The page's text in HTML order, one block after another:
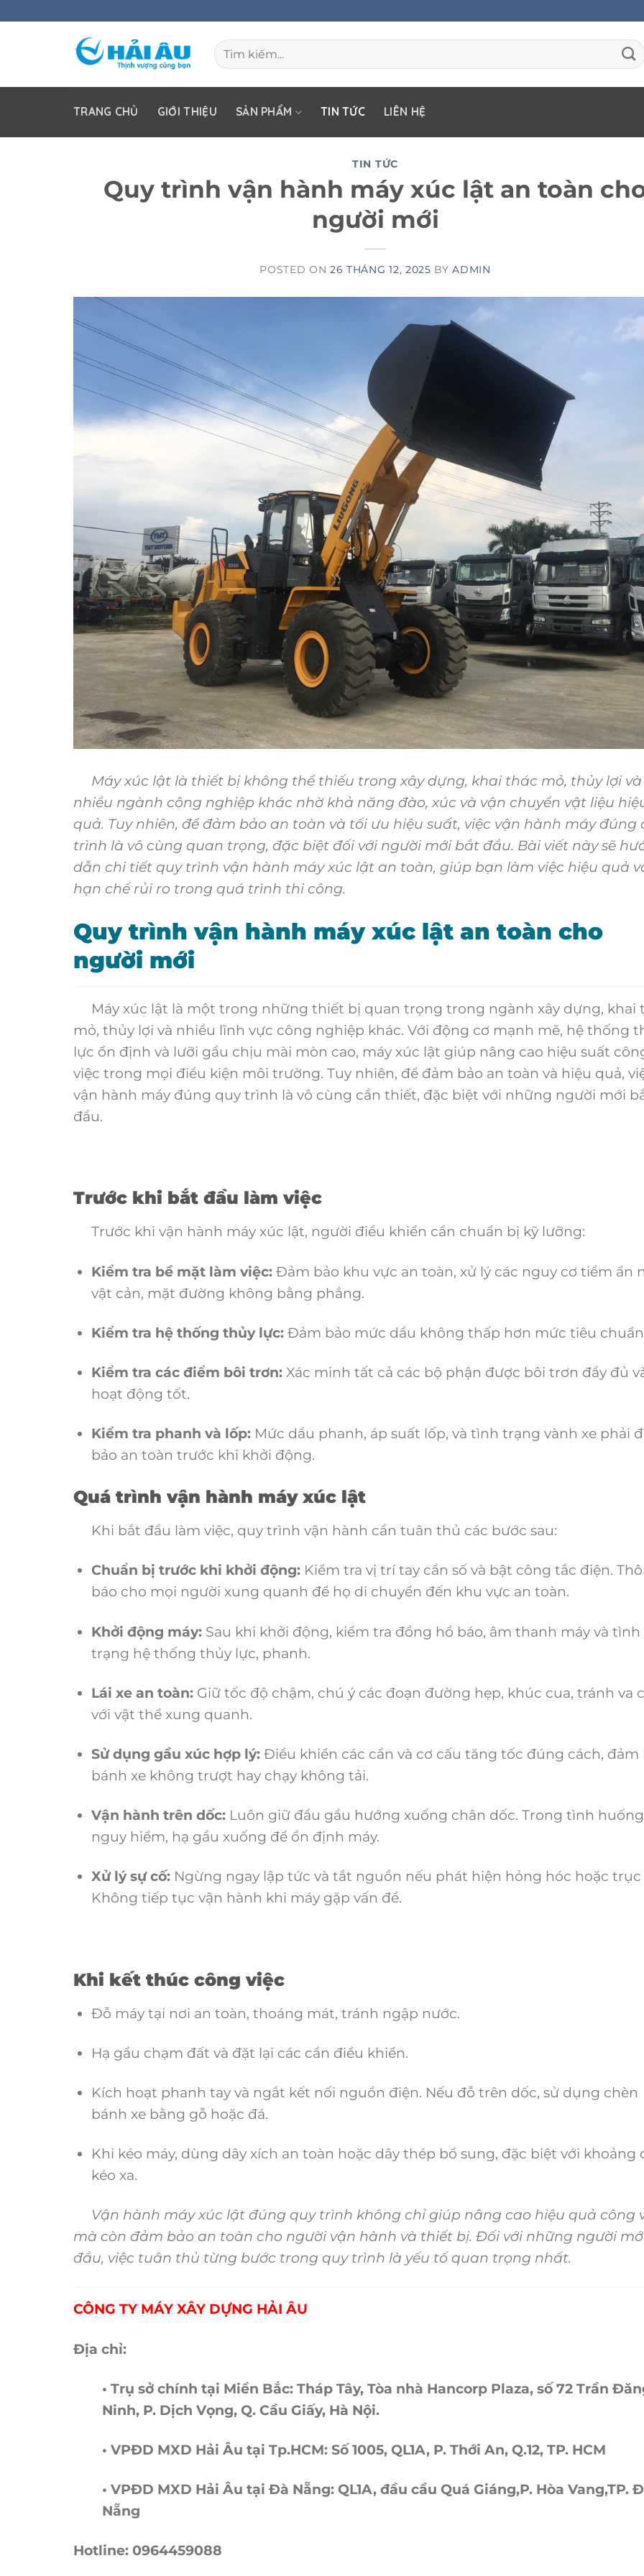
Tìm
kiếm:
TRANG CHỦ GIỚI THIỆU SẢN PHẨM TIN TỨC LIÊN HỆ
TIN TỨC
Quy trình vận hành máy xúc lật an toàn
người mới
POSTED ON26 THÁNG 12, 2025 BYADMIN
Máy xúc lật là thiết bị không thể thiếu trong xây dựng, khai thác mỏ, thủy lợi và
nhiều ngành công nghiệp khác nhờ khả năng đào, xúc và vận chuyển vật liệu
quả. Tuy nhiên, để đảm bảo an toàn và tối ưu hiệu suất, việc vận hành máy đúng
trình là vô cùng quan trọng, đặc biệt đối với người mới bắt đầu. Bài viết này sẽ
dẫn chi tiết quy trình vận hành máy xúc lật an toàn, giúp bạn làm việc hiệu quả
hạn chế rủi ro trong quá trình thi công.
Quy trình vận hành máy xúc lật an toàn cho
người mới
Máy xúc lật là một trong những thiết bị quan trọng trong ngành xây dựng, khai
mỏ, thủy lợi và nhiều lĩnh vực công nghiệp khác. Với động cơ mạnh mẽ, hệ thống
lực ổn định và lưỡi gầu chịu mài mòn cao, máy xúc lật giúp nâng cao hiệu suất
việc trong mọi điều kiện môi trường. Tuy nhiên, để đảm bảo an toàn và hiệu quả,
vận hành máy đúng quy trình là vô cùng cần thiết, đặc biệt với những người mới
đầu.
Trước khi bắt đầu làm việc
Trước khi vận hành máy xúc lật, người điều khiển cần chuẩn bị kỹ lưỡng:
Kiểm tra bề mặt làm việc: Đảm bảo khu vực an toàn, xử lý các nguy cơ tiềm ẩn
vật cản, mặt đường không bằng phẳng.
Kiểm tra hệ thống thủy lực: Đảm bảo mức dầu không thấp hơn mức tiêu
Kiểm tra các điểm bôi trơn: Xác minh tất cả các bộ phận được bôi trơn đầy đủ
hoạt động tốt.
Kiểm tra phanh và lốp: Mức dầu phanh, áp suất lốp, và tình trạng vành xe phải
bảo an toàn trước khi khởi động.
Quá trình vận hành máy xúc lật
Khi bắt đầu làm việc, quy trình vận hành cần tuân thủ các bước sau:
Chuẩn bị trước khi khởi động: Kiểm tra vị trí tay cần số và bật công tắc điện.
báo cho mọi người xung quanh để họ di chuyển đến khu vực an toàn.
Khởi động máy: Sau khi khởi động, kiểm tra đồng hồ báo, âm thanh máy và tình
trạng hệ thống thủy lực, phanh.
Lái xe an toàn: Giữ tốc độ chậm, chú ý các đoạn đường hẹp, khúc cua, tránh va
với vật thể xung quanh.
Sử dụng gầu xúc hợp lý: Điều khiển các cần và cơ cấu tăng tốc đúng cách, đảm
bánh xe không trượt hay chạy không tải.
Vận hành trên dốc: Luôn giữ đầu gầu hướng xuống chân dốc. Trong tình huống
nguy hiểm, hạ gầu xuống để ổn định máy.
Xử lý sự cố: Ngừng ngay lập tức và tắt nguồn nếu phát hiện hỏng hóc hoặc trục
Không tiếp tục vận hành khi máy gặp vấn đề.
Khi kết thúc công việc
Đỗ máy tại nơi an toàn, thoáng mát, tránh ngập nước.
Hạ gầu chạm đất và đặt lại các cần điều khiển.
Kích hoạt phanh tay và ngắt kết nối nguồn điện. Nếu đỗ trên dốc, sử dụng chèn
bánh xe bằng gỗ hoặc đá.
Khi kéo máy, dùng dây xích an toàn hoặc dây thép bổ sung, đặc biệt với khoảng
kéo xa.
Vận hành máy xúc lật đúng quy trình không chỉ giúp nâng cao hiệu quả công
mà còn đảm bảo an toàn cho người vận hành và thiết bị. Đối với những người
đầu, việc tuân thủ từng bước trong quy trình là yếu tố quan trọng nhất.
CÔNG TY MÁY XÂY DỰNG HẢI ÂU
Địa chỉ:
• Trụ sở chính tại Miền Bắc: Tháp Tây, Tòa nhà Hancorp Plaza, số 72 Trần
Ninh, P. Dịch Vọng, Q. Cầu Giấy, Hà Nội.
• VPĐD MXD Hải Âu tại Tp.HCM: Số 1005, QL1A, P. Thới An, Q.12, TP. HCM
• VPĐD MXD Hải Âu tại Đà Nẵng: QL1A, đầu cầu Quá Giáng,P. Hòa Vang,TP.
Nẵng
Hotline: 0964459088